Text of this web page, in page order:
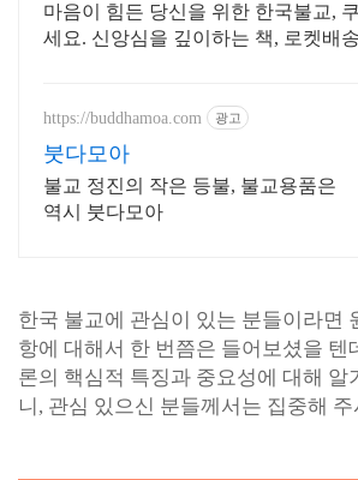
마음이 힘든 당신을 위한 한국불교,
세요. 신앙심을 깊이하는 책, 로켓배
https://buddhamoa.com 광고
붓다모아
불교 정진의 작은 등불, 불교용품은
역시 붓다모아
한국 불교에 관심이 있는 분들이라면
항에 대해서 한 번쯤은 들어보셨을 텐
론의 핵심적 특징과 중요성에 대해 알
니, 관심 있으신 분들께서는 집중해